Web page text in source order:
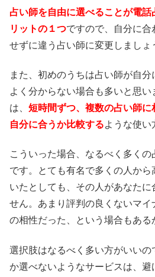
占い師を自由に選べることが電
リットの１つですので、自分に
せずに違う占い師に変更しましょ
また、初めのうちは占い師が自分
よく分からない場合も多いと思
は、 短時間ずつ、複数の占い師
自分に合うか比較するような使い
こういった場合、なるべく多く
です。とても有名で多くの人か
いたとしても、その人があなたに
せん。あまり評判の良くないマイ
の相性だった、という場合もある
選択肢はなるべく多い方がいいの
か選べないようなサービスは、避